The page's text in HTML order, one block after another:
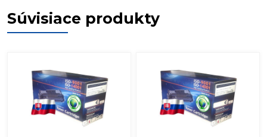
Súvisiace produkty